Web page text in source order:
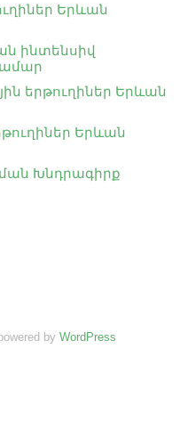
Երևան
ինտենսիվ
երթուղիներ Երևան
Երևան
Խնդրագիրք
by WordPress